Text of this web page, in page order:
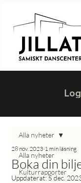
Alla nyheter
Kulturrapporter
Alla nyheter
Boka din
28 nov. 2023 1 min läsning
Uppdaterat:5 dec.